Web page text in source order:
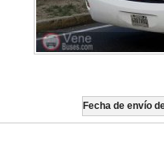
Fecha de envío